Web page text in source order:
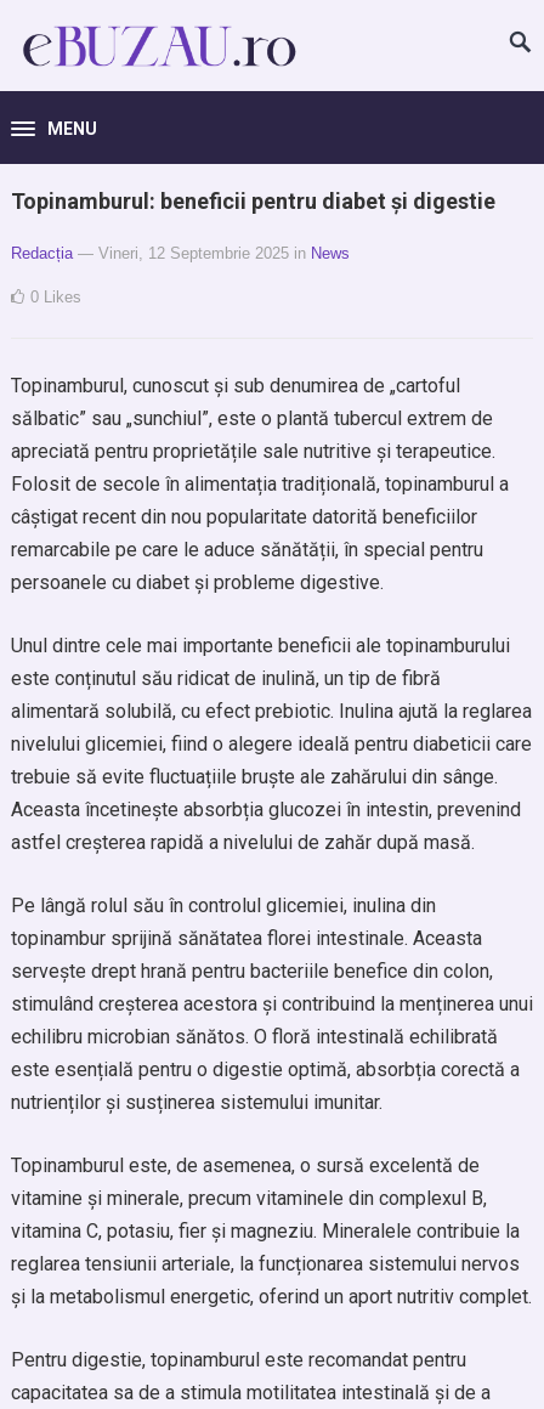
MENU
Topinamburul: beneficii pentru diabet și digestie
Redacția — Vineri, 12 Septembrie 2025 in News
0 Likes
Topinamburul, cunoscut și sub denumirea de „cartoful
sălbatic” sau „sunchiul”, este o plantă tubercul extrem de
apreciată pentru proprietățile sale nutritive și terapeutice.
Folosit de secole în alimentația tradițională, topinamburul a
câștigat recent din nou popularitate datorită beneficiilor
remarcabile pe care le aduce sănătății, în special pentru
persoanele cu diabet și probleme digestive.
Unul dintre cele mai importante beneficii ale topinamburului
este conținutul său ridicat de inulină, un tip de fibră
alimentară solubilă, cu efect prebiotic. Inulina ajută la reglarea
nivelului glicemiei, fiind o alegere ideală pentru diabeticii care
trebuie să evite fluctuațiile bruște ale zahărului din sânge.
Aceasta încetinește absorbția glucozei în intestin, prevenind
astfel creșterea rapidă a nivelului de zahăr după masă.
Pe lângă rolul său în controlul glicemiei, inulina din
topinambur sprijină sănătatea florei intestinale. Aceasta
servește drept hrană pentru bacteriile benefice din colon,
stimulând creșterea acestora și contribuind la menținerea unui
echilibru microbian sănătos. O floră intestinală echilibrată
este esențială pentru o digestie optimă, absorbția corectă a
nutrienților și susținerea sistemului imunitar.
Topinamburul este, de asemenea, o sursă excelentă de
vitamine și minerale, precum vitaminele din complexul B,
vitamina C, potasiu, fier și magneziu. Mineralele contribuie la
reglarea tensiunii arteriale, la funcționarea sistemului nervos
și la metabolismul energetic, oferind un aport nutritiv complet.
Pentru digestie, topinamburul este recomandat pentru
capacitatea sa de a stimula motilitatea intestinală și de a